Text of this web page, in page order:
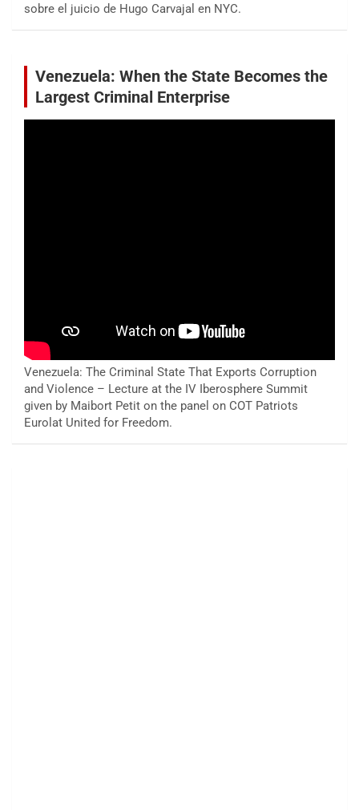
sobre el juicio de Hugo Carvajal en NYC.
Venezuela: When the State Becomes the
Largest Criminal Enterprise
Venezuela: The Criminal State That Exports Corruption
and Violence – Lecture at the IV Iberosphere Summit
given by Maibort Petit on the panel on COT Patriots
Eurolat United for Freedom.